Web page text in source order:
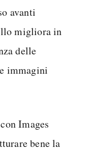
avanti
migliora in
delle
immagini
Images
bene la